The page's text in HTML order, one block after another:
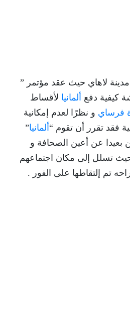
لاهاي حيث عقد مؤتمر ”
ألمانيا لأقساط
فرساي و نظرًا لعدم إمكانية
فقد تقرر أن تقوم “ ألمانيا”
بعيدا عن أعين الصحافة و
تسلل إلى مكان اجتماعهم
تم إلتقاطها على الفور .